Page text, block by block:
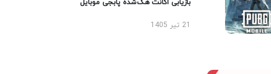
بازیابی اکانت هک‌شده پابجی موبایل